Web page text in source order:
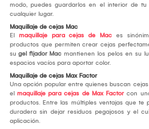
modo, puedes guardarlos en el interior de tu
cualquier lugar.
Maquillaje de cejas Mac
El maquillaje para cejas de Mac es
productos que permiten crear cejas
su gel fijador Mac mantienen los pelos en su
espacios vacíos para aportar color.
Maquillaje de cejas Max Factor
Una opción popular entre quienes buscan
el maquillaje para cejas de Max Factor con
productos. Entre las múltiples ventajas que
duradera sin dejar residuos pegajosos y el
aplicación.